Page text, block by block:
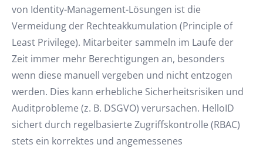
von Identity-Management-Lösungen ist die
Vermeidung der Rechteakkumulation (Principle of
Least Privilege). Mitarbeiter sammeln im Laufe der
Zeit immer mehr Berechtigungen an, besonders
wenn diese manuell vergeben und nicht entzogen
werden. Dies kann erhebliche Sicherheitsrisiken und
Auditprobleme (z. B. DSGVO) verursachen. HelloID
sichert durch regelbasierte Zugriffskontrolle (RBAC)
stets ein korrektes und angemessenes